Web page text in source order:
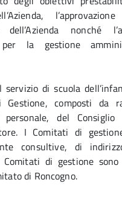
dell’Azienda nonché
la gestione
servizio di scuola
composti da
del
I Comitati di
consultive, di
Comitati di gestione
di Roncogno.